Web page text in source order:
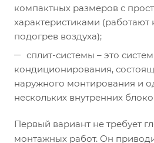
компактных размеров с
характеристиками
подогрев воздуха);
сплит-системы – это
кондиционирования,
наружного монтирования и
нескольких внутренних
Первый вариант не требует
монтажных работ. Он